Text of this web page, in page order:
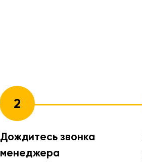
Дождитесь звонка
менеджера
2